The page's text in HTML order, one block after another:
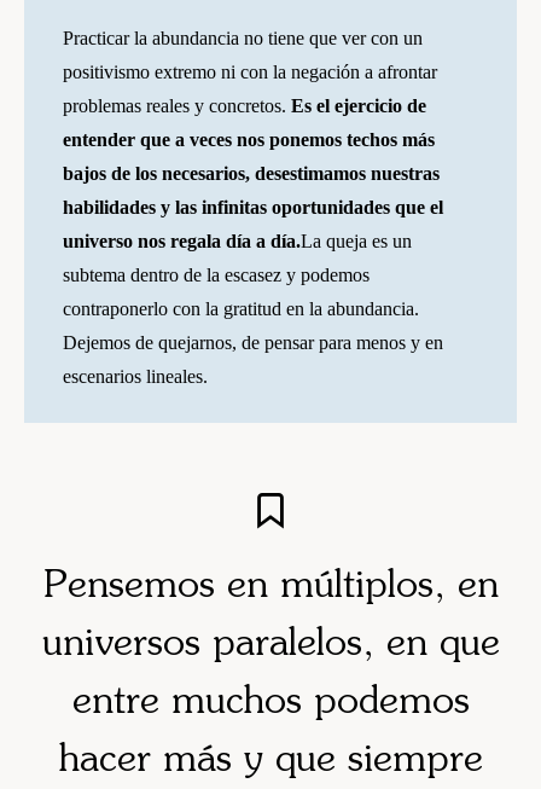
Practicar la abundancia no tiene que ver con un
positivismo extremo ni con la negación a afrontar
problemas reales y concretos. Es el ejercicio de
entender que a veces nos ponemos techos más
bajos de los necesarios, desestimamos nuestras
habilidades y las infinitas oportunidades que el
universo nos regala día a día.La queja es un
subtema dentro de la escasez y podemos
contraponerlo con la gratitud en la abundancia.
Dejemos de quejarnos, de pensar para menos y en
escenarios lineales.
Pensemos en múltiplos, en
universos paralelos, en que
entre muchos podemos
hacer más y que siempre